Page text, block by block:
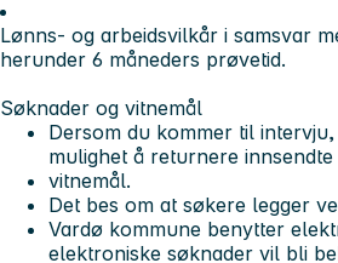
Lønns- og arbeidsvilkår i samsvar
herunder 6 måneders prøvetid.
Søknader og vitnemål
Dersom du kommer til
mulighet å returnere innsendte
vitnemål.
Det bes om at søkere legger
Vardø kommune benytter
elektroniske søknader vil bli